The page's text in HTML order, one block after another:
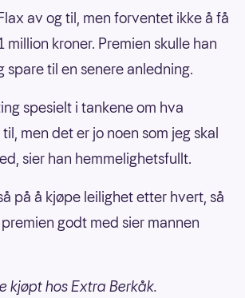
av og til, men forventet ikke å få
kroner. Premien skulle han
spare til en senere anledning.
spesielt i tankene om hva
men det er jo noen som jeg skal
sier han hemmelighetsfullt.
på å kjøpe leilighet etter hvert, så
godt med sier mannen
kjøpt hos Extra Berkåk.